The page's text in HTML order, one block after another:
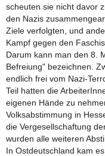
scheuten sie nicht davor
den Nazis
Ziele verfolgten, und
Kampf gegen den
Darum kann man den 8.
Befreiung" bezeichnen.
endlich frei vom Nazi-
Teil hatten die
eigenen Hände zu
Volksabstimmung in
die Vergesellschaftung
wurden alle weiteren
In Ostdeutschland kam